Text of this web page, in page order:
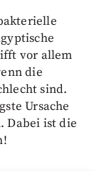
vor allem
die
sind.
Ursache
Dabei ist die